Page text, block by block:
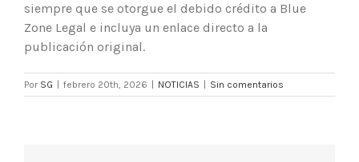
siempre que se otorgue el debido crédito a Blue
Zone Legal e incluya un enlace directo a la
publicación original.
Por SG febrero 20th, 2026 NOTICIAS Sin comentarios